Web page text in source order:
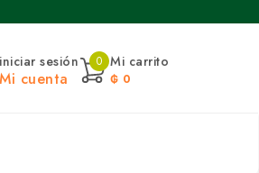
iniciar sesión
Mi cuenta
0 Mi carrito
₲ 0